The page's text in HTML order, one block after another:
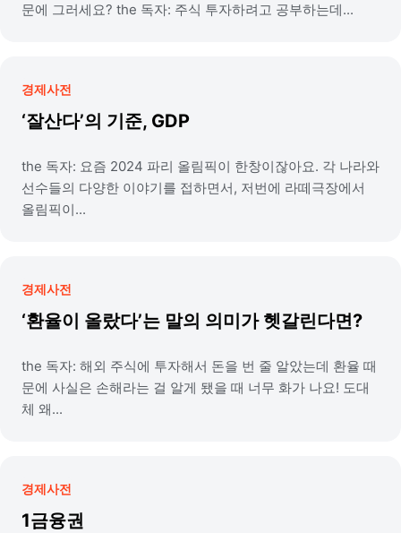
문에 그러세요? the 독자: 주식 투자하려고 공부하는데...
경제사전
‘잘산다’의 기준, GDP
the 독자: 요즘 2024 파리 올림픽이 한창이잖아요. 각 나라와
선수들의 다양한 이야기를 접하면서, 저번에 라떼극장에서
올림픽이...
경제사전
‘환율이 올랐다’는 말의 의미가 헷갈린다면?
the 독자: 해외 주식에 투자해서 돈을 번 줄 알았는데 환율 때
문에 사실은 손해라는 걸 알게 됐을 때 너무 화가 나요! 도대
체 왜...
경제사전
1금융권